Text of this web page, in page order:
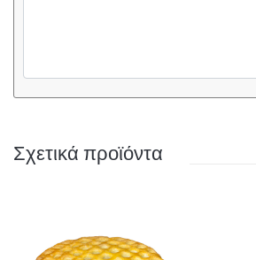
Σχετικά προϊόντα